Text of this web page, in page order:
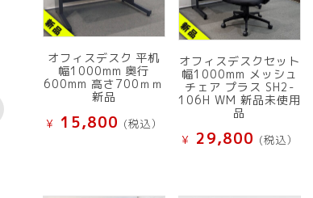
オフィスデスク 平机
幅1000mm 奥行
600mm 高さ700ｍｍ
新品
¥ 15,800 (税込）
オフィスデスクセット
幅1000mm メッシュ
チェア プラス SH2-
106H WM 新品未使用
品
¥ 29,800 (税込）